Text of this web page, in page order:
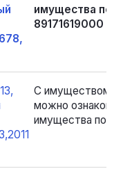
имущества по
89171619000
С имуществом,
можно
имущества по